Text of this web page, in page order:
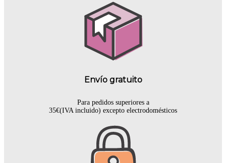
Envío gratuito
Para pedidos superiores a
35€(IVA incluido) excepto electrodomésticos